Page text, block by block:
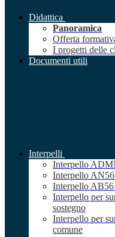
Didattica
Panoramica
Offerta
I progetti delle
Documenti utili
Interpelli
Interpello
Interpello
Interpello AB56
Interpello per
sostegno
Interpello per
comune